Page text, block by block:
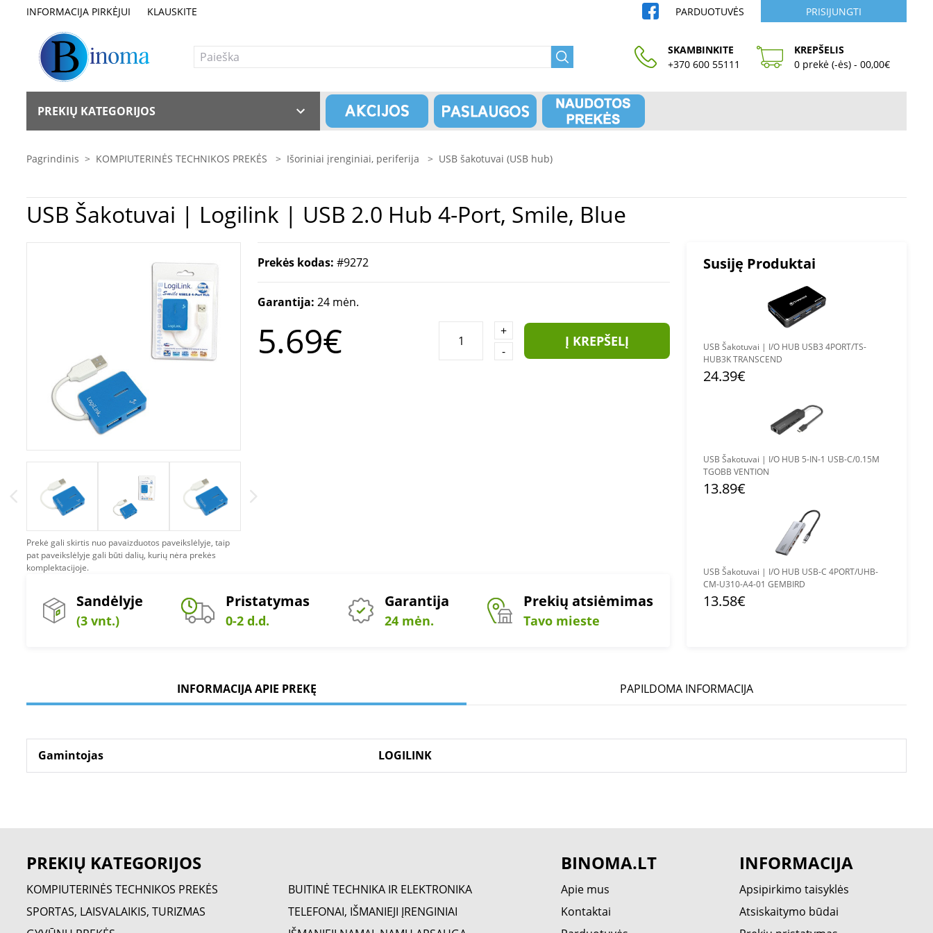
INFORMACIJA PIRKĖJUI KLAUSKITE PARDUOTUVĖS PRISIJUNGTI
SKAMBINKITE
+370 600 55111
KREPŠELIS
0 prekė (-ės) - 00,00€
PREKIŲ KATEGORIJOS
Pagrindinis > KOMPIUTERINĖS TECHNIKOS PREKĖS > Išoriniai įrenginiai, periferija > USB šakotuvai (USB hub)
USB Šakotuvai | Logilink | USB 2.0 Hub 4-Port, Smile, Blue
Prekė gali skirtis nuo pavaizduotos paveikslėlyje, taip
pat paveikslėlyje gali būti dalių, kurių nėra prekės
komplektacijoje.
Prekės kodas: #9272
Garantija: 24 mėn.
5.69€
+
-
Į KREPŠELĮ
Sandėlyje
(3 vnt.)
Pristatymas
0-2 d.d.
Garantija
24 mėn.
Prekių atsiėmimas
Tavo mieste
Susiję Produktai
USB Šakotuvai | I/O HUB USB3 4PORT/TS-
HUB3K TRANSCEND
24.39€
USB Šakotuvai | I/O HUB 5-IN-1 USB-C/0.15M
TGOBB VENTION
13.89€
USB Šakotuvai | I/O HUB USB-C 4PORT/UHB-
CM-U310-A4-01 GEMBIRD
13.58€
INFORMACIJA APIE PREKĘ PAPILDOMA INFORMACIJA
Gamintojas LOGILINK
PREKIŲ KATEGORIJOS
KOMPIUTERINĖS TECHNIKOS PREKĖS
BUITINĖ TECHNIKA IR ELEKTRONIKA
SPORTAS, LAISVALAIKIS, TURIZMAS
TELEFONAI, IŠMANIEJI ĮRENGINIAI
BINOMA.LT
Apie mus
Kontaktai
INFORMACIJA
Apsipirkimo taisyklės
Atsiskaitymo būdai